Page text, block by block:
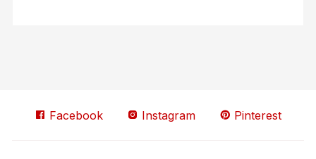
Facebook Instagram Pinterest